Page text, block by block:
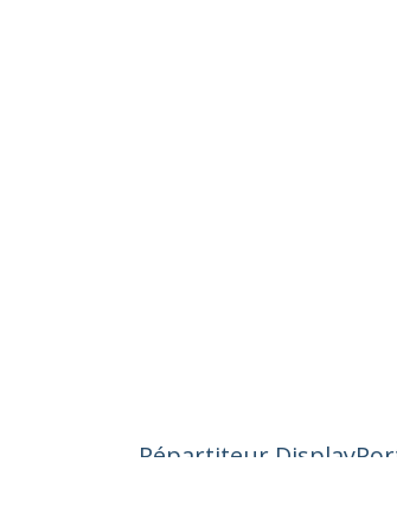
Répartiteur